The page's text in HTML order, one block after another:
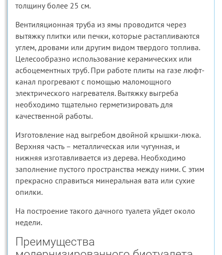
толщину более 25 см.
Вентиляционная труба из ямы проводится через
вытяжку плитки или печки, которые растапливаются
углем, дровами или другим видом твердого топлива.
Целесообразно использование керамических или
асбоцементных труб. При работе плиты на газе люфт-
канал прогревают с помощью маломощного
электрического нагревателя. Вытяжку выгреба
необходимо тщательно герметизировать для
качественной работы.
Изготовление над выгребом двойной крышки-люка.
Верхняя часть – металлическая или чугунная, и
нижняя изготавливается из дерева. Необходимо
заполнение пустого пространства между ними. С этим
прекрасно справиться минеральная вата или сухие
опилки.
На построение такого дачного туалета уйдет около
недели.
Преимущества